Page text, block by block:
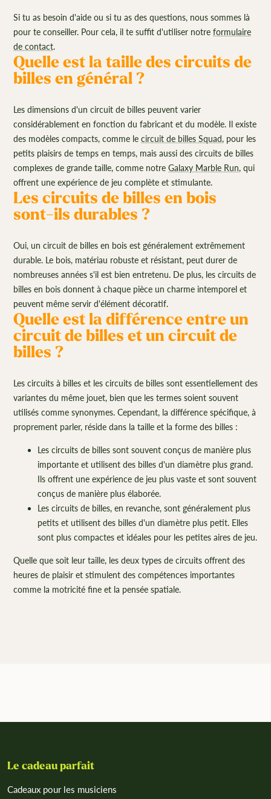
Si tu as besoin d'aide ou si tu as des questions, nous sommes là
pour te conseiller. Pour cela, il te suffit d'utiliser notre formulaire
de contact.
Quelle est la taille des circuits de
billes en général ?
Les dimensions d'un circuit de billes peuvent varier
considérablement en fonction du fabricant et du modèle. Il existe
des modèles compacts, comme le circuit de billes Squad, pour les
petits plaisirs de temps en temps, mais aussi des circuits de billes
complexes de grande taille, comme notre Galaxy Marble Run, qui
offrent une expérience de jeu complète et stimulante.
Les circuits de billes en bois
sont-ils durables ?
Oui, un circuit de billes en bois est généralement extrêmement
durable. Le bois, matériau robuste et résistant, peut durer de
nombreuses années s'il est bien entretenu. De plus, les circuits de
billes en bois donnent à chaque pièce un charme intemporel et
peuvent même servir d'élément décoratif.
Quelle est la différence entre un
circuit de billes et un circuit de
billes ?
Les circuits à billes et les circuits de billes sont essentiellement des
variantes du même jouet, bien que les termes soient souvent
utilisés comme synonymes. Cependant, la différence spécifique, à
proprement parler, réside dans la taille et la forme des billes :
Les circuits de billes sont souvent conçus de manière plus
importante et utilisent des billes d'un diamètre plus grand.
Ils offrent une expérience de jeu plus vaste et sont souvent
conçus de manière plus élaborée.
Les circuits de billes, en revanche, sont généralement plus
petits et utilisent des billes d'un diamètre plus petit. Elles
sont plus compactes et idéales pour les petites aires de jeu.
Quelle que soit leur taille, les deux types de circuits offrent des
heures de plaisir et stimulent des compétences importantes
comme la motricité fine et la pensée spatiale.
Le cadeau parfait
Cadeaux pour les musiciens